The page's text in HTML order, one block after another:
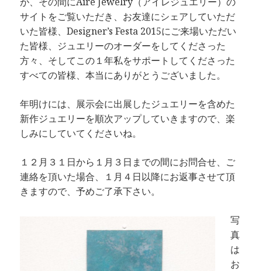
サイトをご覧いただき、お友達にシェアしていただ
いた皆様、Designer’s Festa 2015にご来場いただい
た皆様、ジュエリーのオーダーをしてくださった
方々、そしてこの１年私をサポートしてくださった
すべての皆様、本当にありがとうございました。
年明けには、展示会に出展したジュエリーを含めた
新作ジュエリーを順次アップしていきますので、楽
しみにしていてくださいね。
１２月３１日から１月３日までの間にお問合せ、ご
連絡を頂いた場合、１月４日以降にお返事させて頂
きますので、予めご了承下さい。
写
真
は
お